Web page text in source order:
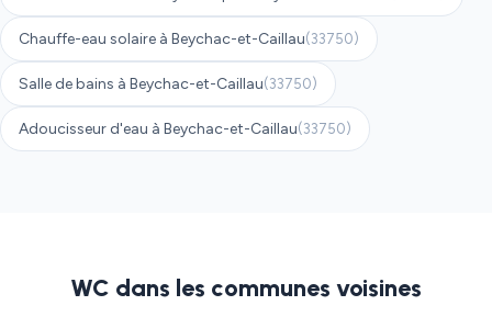
Chauffe-eau solaire à Beychac-et-Caillau(33750)
Salle de bains à Beychac-et-Caillau(33750)
Adoucisseur d'eau à Beychac-et-Caillau(33750)
WC dans les communes voisines